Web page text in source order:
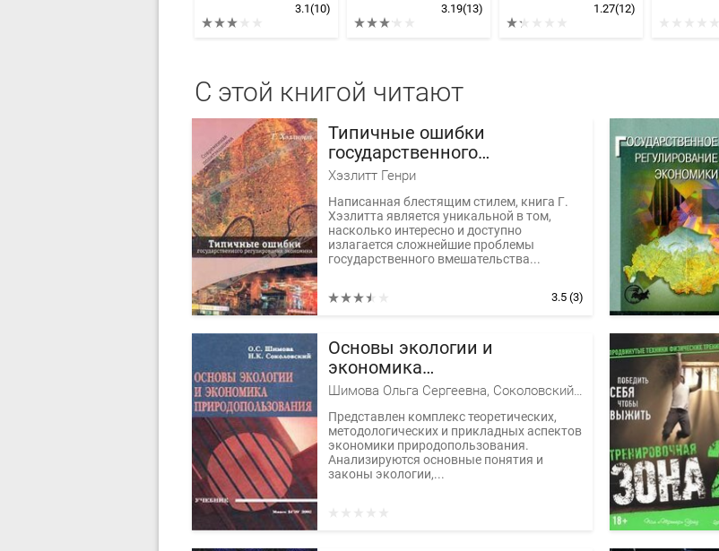
3.1(10)
3.19(13)
1.27(12)
С этой книгой читают
Типичные ошибки
государственного
регулирования экономики
Хэзлитт Генри
Написанная блестящим стилем, книга Г.
Хэзлитта является уникальной в том,
насколько интересно и доступно
излагается сложнейшие проблемы
государственного вмешательства...
3.5 (3)
Основы экологии и
экономика
природопользования
Шимова Ольга Сергеевна, Соколовский Николай Корнеевич
Представлен комплекс теоретических,
методологических и прикладных аспектов
экономики природопользования.
Анализируются основные понятия и
законы экологии,...